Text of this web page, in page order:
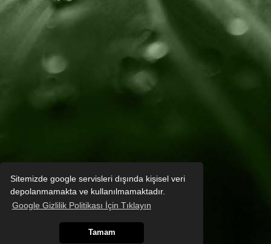
Sitemizde google servisleri dışında kişisel veri
depolanmamakta ve kullanılmamaktadır.
Google Gizlilik Politikası İçin Tıklayın
Tamam